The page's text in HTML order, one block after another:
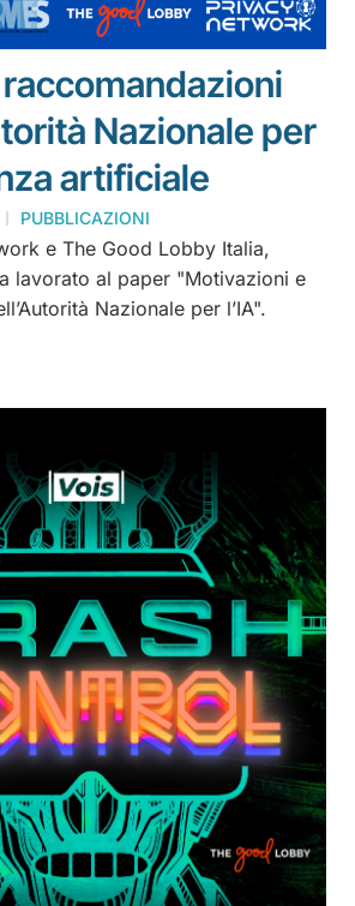
Nazionale per
artificiale
PUBBLICAZIONI
e The Good Lobby Italia,
lavorato al paper "Motivazioni e
Nazionale per l’IA".